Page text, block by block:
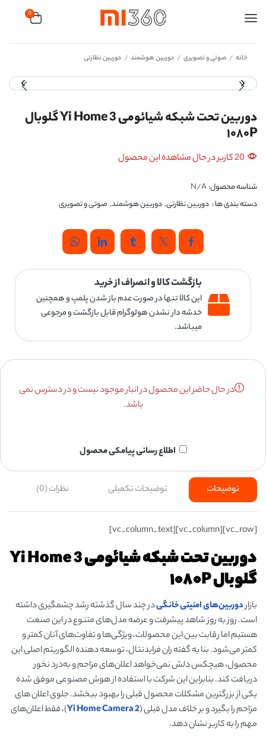
0
خانه / صوتی و تصویری / دوربین هوشمند / دوربین نظارتی
دوربین تحت شبکه شیائومی 3 Yi Home گلوبال
۱۰۸۰P
20 کاربر در حال مشاهده این محصول
شناسه محصول:N/A
دسته بندی ها : دوربین نظارتی,دوربین هوشمند,صوتی و تصویری
بازگشت کالا و انصراف از خرید
این کالا تنها در صورت عدم باز شدن پلمپ و همچنین
خدشه دار نشدن هولوگرام قابل بازگشت و مرجوعی
میباشد.
در حال حاضر این محصول در انبار موجود نیست و در دسترس نمی
باشد.
اطلاع رسانی پیامکی محصول
توضیحات توضیحات تکمیلی نظرات (0)
[vc_row][vc_column][vc_column_text]
دوربین تحت شبکه شیائومی 3 Yi Home
گلوبال ۱۰۸۰P
بازاردوربین‌های امنیتی خانگیدر چند سال گذشته رشد چشمگیری داشته
است. روز به روز شاهد پیشرفت و عرضه مدل‌های متنوع در این صنعت
هستیم اما رقابت بین این محصولات، ویژگی‌ها و تفاوت‌های آنان کمتر و
کمتر می‌شود. بنا به گفته ران فرایدنتال، توسعه دهنده الگوریتم اصلی این
محصول، هیچکس دلش نمی‌خواهد اعلان‌های مزاحم و به‌درد نخور
دریافت کند. بنابراین این شرکت با استفاده از هوش مصنوعی موفق شده
یکی از بزرگترین مشکلات محصول قبلی را بهبود ببخشد. جلوی اعلان های
مزاحم را بگیرد و بر خلاف مدل قبلی (Yi Home Camera 2)، فقط اعلان‌های
مهم را به کاربر نشان دهد.